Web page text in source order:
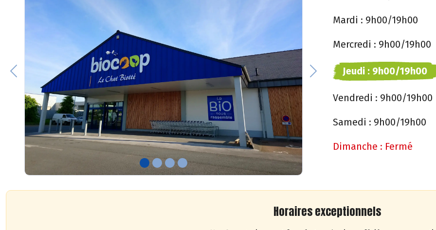
Previous Next
Mardi : 9h00/19h00
Mercredi : 9h00/19h00
Jeudi : 9h00/19h00
Vendredi : 9h00/19h00
Samedi : 9h00/19h00
Dimanche : Fermé
Horaires exceptionnels